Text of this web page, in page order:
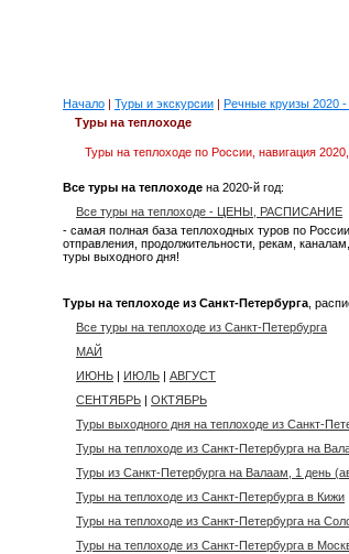
Начало | Туры и экскурсии | Речные круизы 2020
Туры на теплоходе
Туры на теплоходе по России, навигация
Все туры на теплоходе на 2020-й год:
Все туры на теплоходе - ЦЕНЫ, РАСПИСАНИЕ
- самая полная база теплоходных туров по
отправления, продолжительности, рекам,
туры выходного дня!
Туры на теплоходе из Санкт-Петербурга ,
Все туры на теплоходе из Санкт-Петербурга
МАЙ
ИЮНЬ | ИЮЛЬ | АВГУСТ
СЕНТЯБРЬ | ОКТЯБРЬ
Туры выходного дня на теплоходе из Санкт-
Туры на теплоходе из Санкт-Петербурга на
Туры из Санкт-Петербурга на Валаам, 1 день
Туры на теплоходе из Санкт-Петербурга в Кижи
Туры на теплоходе из Санкт-Петербурга на
Туры на теплоходе из Санкт-Петербурга в